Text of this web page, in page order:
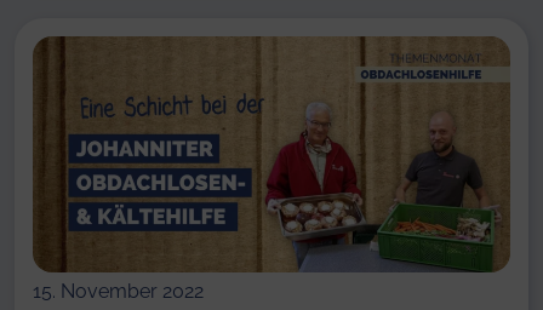
15. November 2022